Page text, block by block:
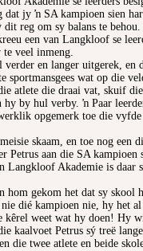
jy ŉ SA kampioen sien
reg om sy balans te
een van Langkloof se
te veel inmeng.
en langer uitgerek, en
wat op die
atlete die draai vat, skuif
by hul verby. ŉ Paar
opgemerk toe die
skaam, en toe nog een
aan die SA
Akademie is daar
gekom het dat sy
dié kampioen nie, hy het
kêrel weet wat hy doen! Hy
kaalvoet Petrus sý treë
twee atlete en beide